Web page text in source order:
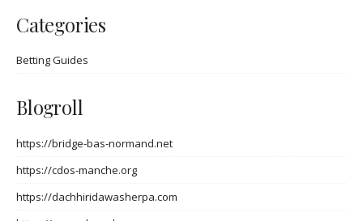
Categories
Betting Guides
Blogroll
https://bridge-bas-normand.net
https://cdos-manche.org
https://dachhiridawasherpa.com